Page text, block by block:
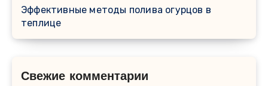
Эффективные методы полива огурцов в
теплице
Свежие комментарии